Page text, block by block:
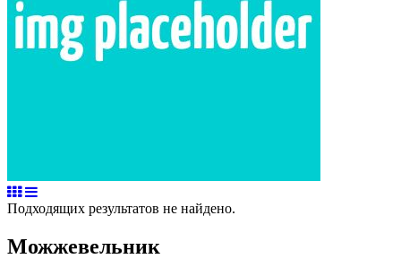
Подходящих результатов не найдено.
Можжевельник